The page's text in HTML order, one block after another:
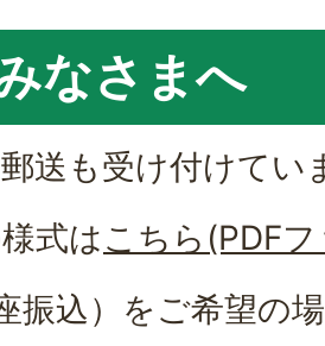
なさまへ
送も受け付けてい
式はこちら(PDF
振込）をご希望の